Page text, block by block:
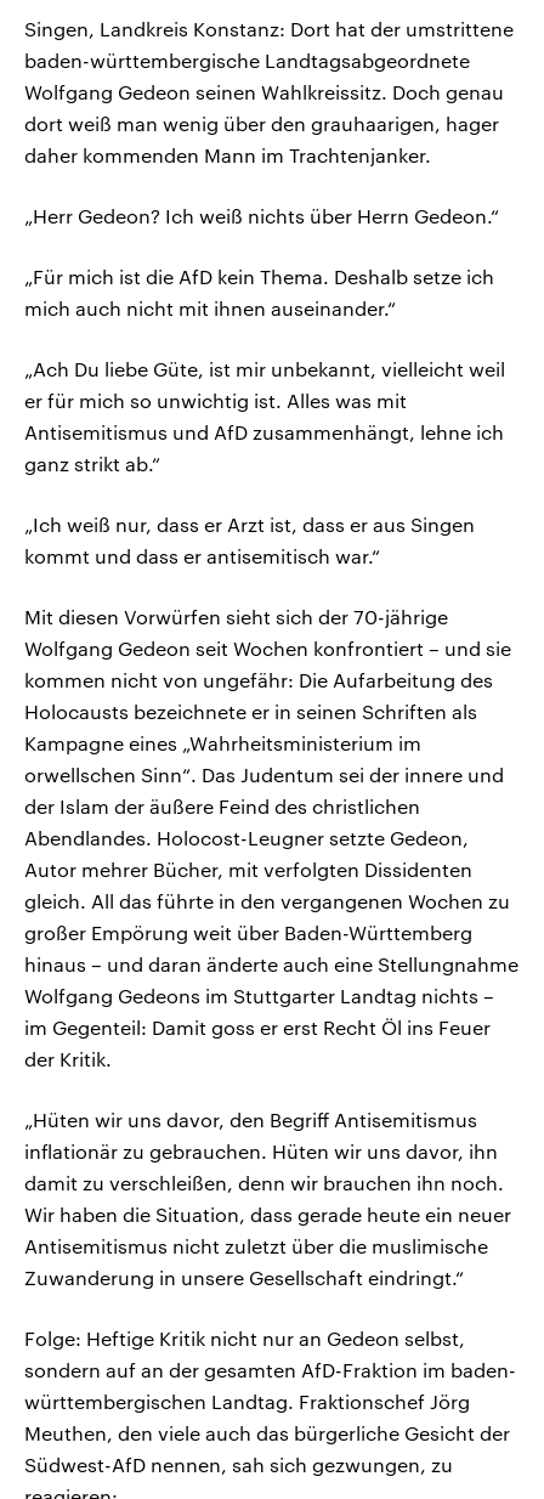
Singen, Landkreis Konstanz: Dort hat der umstrittene
baden-württembergische Landtagsabgeordnete
Wolfgang Gedeon seinen Wahlkreissitz. Doch genau
dort weiß man wenig über den grauhaarigen, hager
daher kommenden Mann im Trachtenjanker.
„Herr Gedeon? Ich weiß nichts über Herrn Gedeon.“
„Für mich ist die AfD kein Thema. Deshalb setze ich
mich auch nicht mit ihnen auseinander.“
„Ach Du liebe Güte, ist mir unbekannt, vielleicht weil
er für mich so unwichtig ist. Alles was mit
Antisemitismus und AfD zusammenhängt, lehne ich
ganz strikt ab.“
„Ich weiß nur, dass er Arzt ist, dass er aus Singen
kommt und dass er antisemitisch war.“
Mit diesen Vorwürfen sieht sich der 70-jährige
Wolfgang Gedeon seit Wochen konfrontiert – und sie
kommen nicht von ungefähr: Die Aufarbeitung des
Holocausts bezeichnete er in seinen Schriften als
Kampagne eines „Wahrheitsministerium im
orwellschen Sinn“. Das Judentum sei der innere und
der Islam der äußere Feind des christlichen
Abendlandes. Holocost-Leugner setzte Gedeon,
Autor mehrer Bücher, mit verfolgten Dissidenten
gleich. All das führte in den vergangenen Wochen zu
großer Empörung weit über Baden-Württemberg
hinaus – und daran änderte auch eine Stellungnahme
Wolfgang Gedeons im Stuttgarter Landtag nichts –
im Gegenteil: Damit goss er erst Recht Öl ins Feuer
der Kritik.
„Hüten wir uns davor, den Begriff Antisemitismus
inflationär zu gebrauchen. Hüten wir uns davor, ihn
damit zu verschleißen, denn wir brauchen ihn noch.
Wir haben die Situation, dass gerade heute ein neuer
Antisemitismus nicht zuletzt über die muslimische
Zuwanderung in unsere Gesellschaft eindringt.“
Folge: Heftige Kritik nicht nur an Gedeon selbst,
sondern auf an der gesamten AfD-Fraktion im baden-
württembergischen Landtag. Fraktionschef Jörg
Meuthen, den viele auch das bürgerliche Gesicht der
Südwest-AfD nennen, sah sich gezwungen, zu